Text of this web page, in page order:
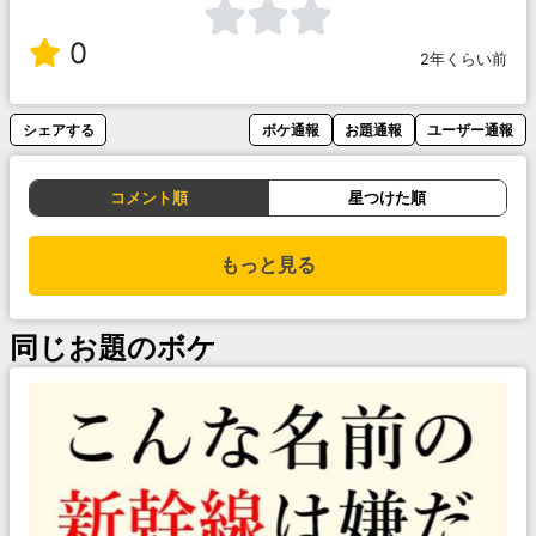
0 2年くらい前
シェアする ボケ通報 お題通報 ユーザー通報
コメント順 星つけた順
もっと見る
同じお題のボケ